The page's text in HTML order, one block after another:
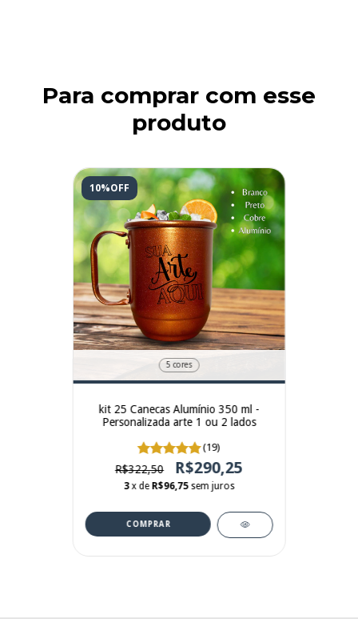
Para comprar com esse
produto
10%OFF
5 cores
kit 25 Canecas Alumínio 350 ml -
Personalizada arte 1 ou 2 lados
(19)
R$322,50 R$290,25
3 x de R$96,75 sem juros
COMPRAR